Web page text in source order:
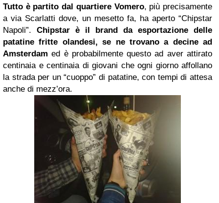
Tutto è partito dal quartiere Vomero, più precisamente
a via Scarlatti dove, un mesetto fa, ha aperto “Chipstar
Napoli”. Chipstar è il brand da esportazione delle
patatine fritte olandesi, se ne trovano a decine ad
Amsterdam ed è probabilmente questo ad aver attirato
centinaia e centinaia di giovani che ogni giorno affollano
la strada per un “cuoppo” di patatine, con tempi di attesa
anche di mezz’ora.